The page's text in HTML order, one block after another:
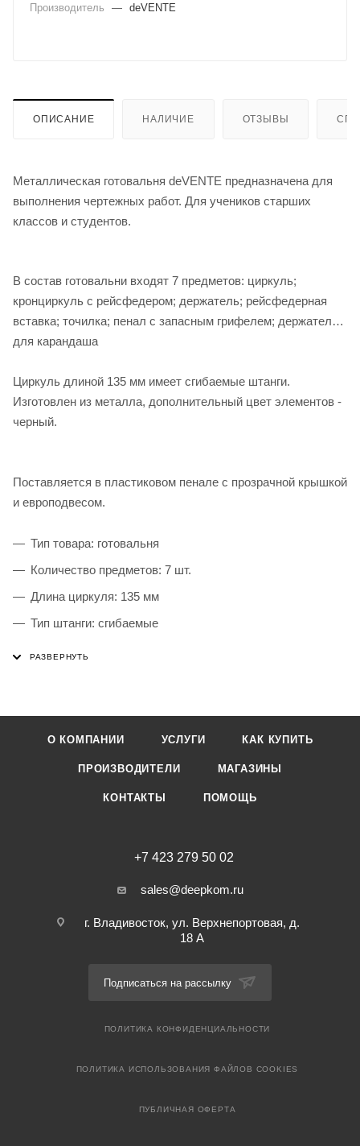
Производитель
— deVENTE
ОПИСАНИЕ НАЛИЧИЕ ОТЗЫВЫ
Металлическая готовальня deVENTE предназначена для
выполнения чертежных работ. Для учеников старших
классов и студентов.
В состав готовальни входят 7 предметов: циркуль;
кронциркуль с рейсфедером; держатель; рейсфедерная
вставка; точилка; пенал с запасным грифелем; держатель
для карандаша
Циркуль длиной 135 мм имеет сгибаемые штанги.
Изготовлен из металла, дополнительный цвет элементов -
черный.
Поставляется в пластиковом пенале с прозрачной крышкой
и европодвесом.
Тип товара: готовальня
Количество предметов: 7 шт.
Длина циркуля: 135 мм
Тип штанги: сгибаемые
Цвет корпуса: черный/серебристый
Материал: металл, пластик
Упаковка: пластиковый пенал с европодвесом
О КОМПАНИИ УСЛУГИ КАК КУПИТЬ
ПРОИЗВОДИТЕЛИ МАГАЗИНЫ
КОНТАКТЫ ПОМОЩЬ
+7 423 279 50 02
sales@deepkom.ru
г. Владивосток, ул. Верхнепортовая, д.
18 А
Подписаться на рассылку
ПОЛИТИКА КОНФИДЕНЦИАЛЬНОСТИ
ПОЛИТИКА ИСПОЛЬЗОВАНИЯ ФАЙЛОВ COOKIES
ПУБЛИЧНАЯ ОФЕРТА